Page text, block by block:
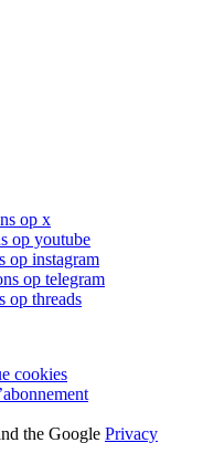
op x
op youtube
op instagram
op telegram
op threads
cookies
the Google Privacy